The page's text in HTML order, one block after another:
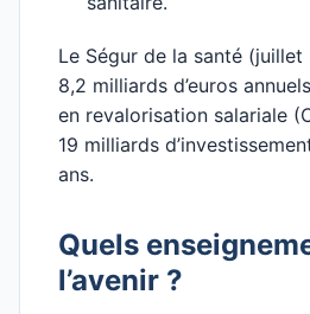
Le Ségur de la santé
8,2 milliards d’euros
en revalorisation salariale
19 milliards
ans.
Quels
l’avenir ?